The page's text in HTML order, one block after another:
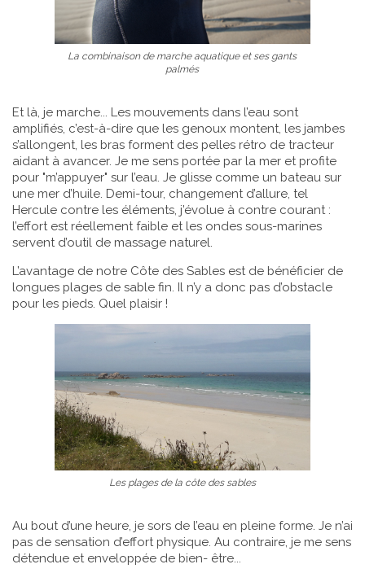
La combinaison de marche aquatique et ses gants
palmés
Et là, je marche... Les mouvements dans l’eau sont
amplifiés, c’est-à-dire que les genoux montent, les jambes
s’allongent, les bras forment des pelles rétro de tracteur
aidant à avancer. Je me sens portée par la mer et profite
pour "m’appuyer" sur l’eau. Je glisse comme un bateau sur
une mer d’huile. Demi-tour, changement d’allure, tel
Hercule contre les éléments, j’évolue à contre courant :
l’effort est réellement faible et les ondes sous-marines
servent d’outil de massage naturel.
L’avantage de notre Côte des Sables est de bénéficier de
longues plages de sable fin. Il n’y a donc pas d’obstacle
pour les pieds. Quel plaisir !
Les plages de la côte des sables
Au bout d’une heure, je sors de l’eau en pleine forme. Je n’ai
pas de sensation d’effort physique. Au contraire, je me sens
détendue et enveloppée de bien- être...